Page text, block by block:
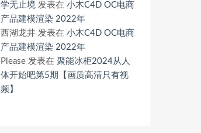
学无止境 发表在 小木C4D OC电商
产品建模渲染 2022年
西湖龙井 发表在 小木C4D OC电商
产品建模渲染 2022年
Please 发表在 聚能冰柜2024从人
体开始吧第5期【画质高清只有视
频】